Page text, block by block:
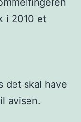
i 2010 et
det skal have
avisen.